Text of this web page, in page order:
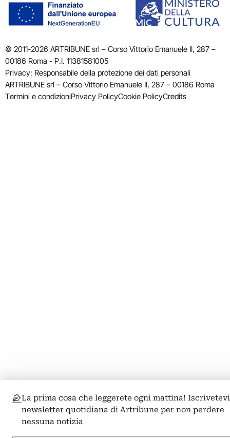
© 2011-2026 ARTRIBUNE srl – Corso Vittorio Emanuele II, 287 –
00186 Roma - P.I. 11381581005
Privacy: Responsabile della protezione dei dati personali
ARTRIBUNE srl – Corso Vittorio Emanuele II, 287 – 00186 Roma
Termini e condizioniPrivacy PolicyCookie PolicyCredits
La prima cosa che leggerete ogni mattina!
newsletter quotidiana di Artribune per non perdere
nessuna notizia